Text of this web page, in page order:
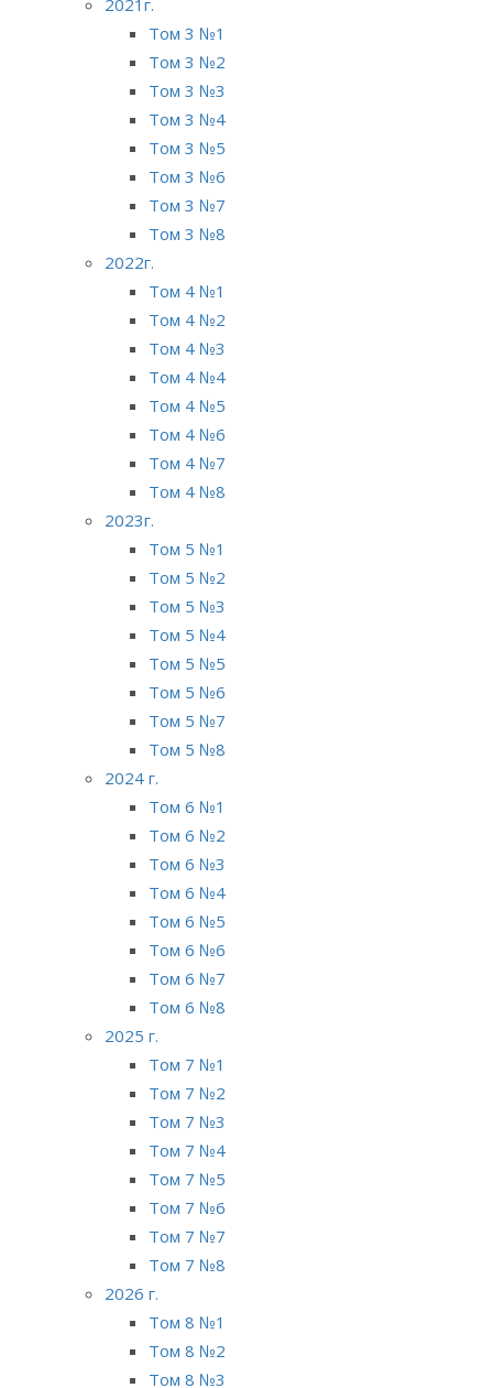
Том 3 №1
Том 3 №2
Том 3 №3
Том 3 №4
Том 3 №5
Том 3 №6
Том 3 №7
Том 3 №8
2022г.
Том 4 №1
Том 4 №2
Том 4 №3
Том 4 №4
Том 4 №5
Том 4 №6
Том 4 №7
Том 4 №8
2023г.
Том 5 №1
Том 5 №2
Том 5 №3
Том 5 №4
Том 5 №5
Том 5 №6
Том 5 №7
Том 5 №8
2024 г.
Том 6 №1
Том 6 №2
Том 6 №3
Том 6 №4
Том 6 №5
Том 6 №6
Том 6 №7
Том 6 №8
2025 г.
Том 7 №1
Том 7 №2
Том 7 №3
Том 7 №4
Том 7 №5
Том 7 №6
Том 7 №7
Том 7 №8
2026 г.
Том 8 №1
Том 8 №2
Том 8 №3